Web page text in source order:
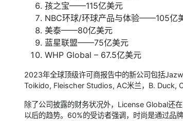
孩之宝——115亿美元
NBC环球/环球产品与体验——105亿
美泰——80亿美元
蓝星联盟——75亿美元
WHP Global – 67.5亿美元
2023年全球顶级许可商报告中的新公司包括
Toikido, Fleischer Studios, AC米兰，B. Duck,
除了公司披露的财务状况外，License Global还
以后的趋势。60%的受访者强调，时尚是通过品